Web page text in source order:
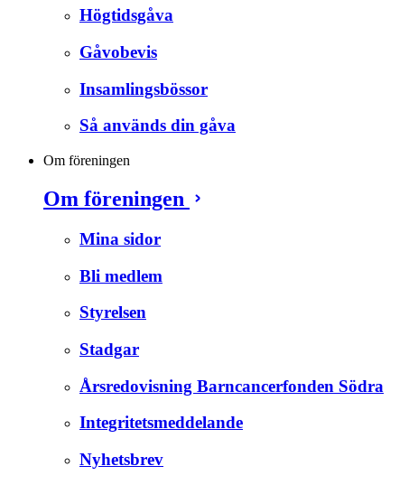
Högtidsgåva
Gåvobevis
Insamlingsbössor
Så används din gåva
Om föreningen
Om föreningen
Mina sidor
Bli medlem
Styrelsen
Stadgar
Årsredovisning Barncancerfonden Södra
Integritetsmeddelande
Nyhetsbrev